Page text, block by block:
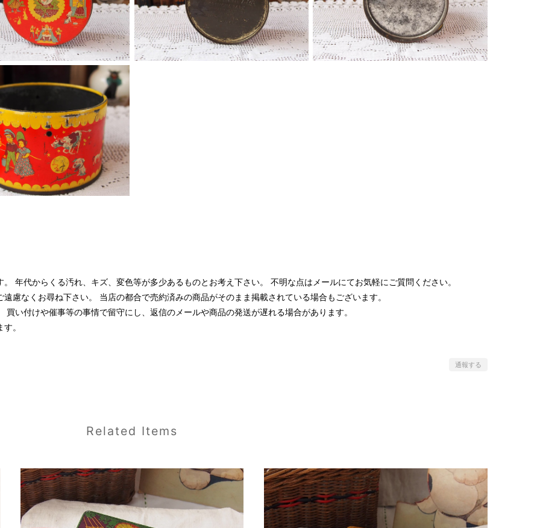
年代からくる汚れ、キズ、変色等が多少あるものとお考え下さい。 不明な点はメールにてお気軽にご質問ください。
慮なくお尋ね下さい。 当店の都合で売約済みの商品がそのまま掲載されている場合もございます。
い付けや催事等の事情で留守にし、返信のメールや商品の発送が遅れる場合があります。
。
通報する
Related Items